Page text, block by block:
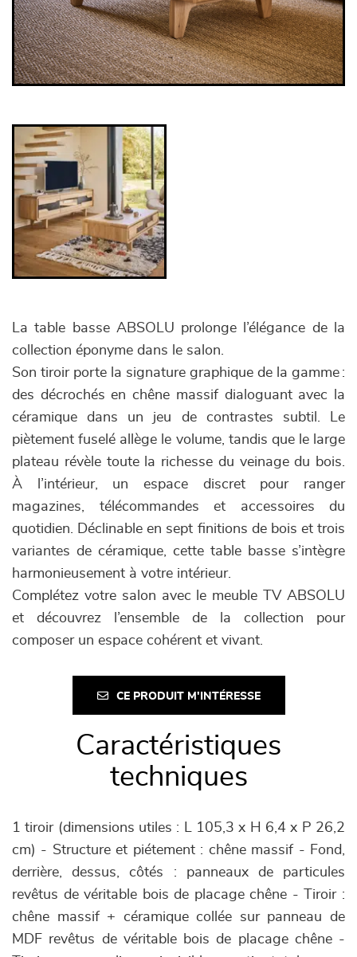
La table basse ABSOLU prolonge l’élégance de la
collection éponyme dans le salon.
Son tiroir porte la signature graphique de la gamme :
des décrochés en chêne massif dialoguant avec la
céramique dans un jeu de contrastes subtil. Le
piètement fuselé allège le volume, tandis que le large
plateau révèle toute la richesse du veinage du bois.
À l’intérieur, un espace discret pour ranger
magazines, télécommandes et accessoires du
quotidien. Déclinable en sept finitions de bois et trois
variantes de céramique, cette table basse s’intègre
harmonieusement à votre intérieur.
Complétez votre salon avec le meuble TV ABSOLU
et découvrez l’ensemble de la collection pour
composer un espace cohérent et vivant.
CE PRODUIT M'INTÉRESSE
Caractéristiques
techniques
1 tiroir (dimensions utiles : L 105,3 x H 6,4 x P 26,2
cm) - Structure et piétement : chêne massif - Fond,
derrière, dessus, côtés : panneaux de particules
revêtus de véritable bois de placage chêne - Tiroir :
chêne massif + céramique collée sur panneau de
MDF revêtus de véritable bois de placage chêne -